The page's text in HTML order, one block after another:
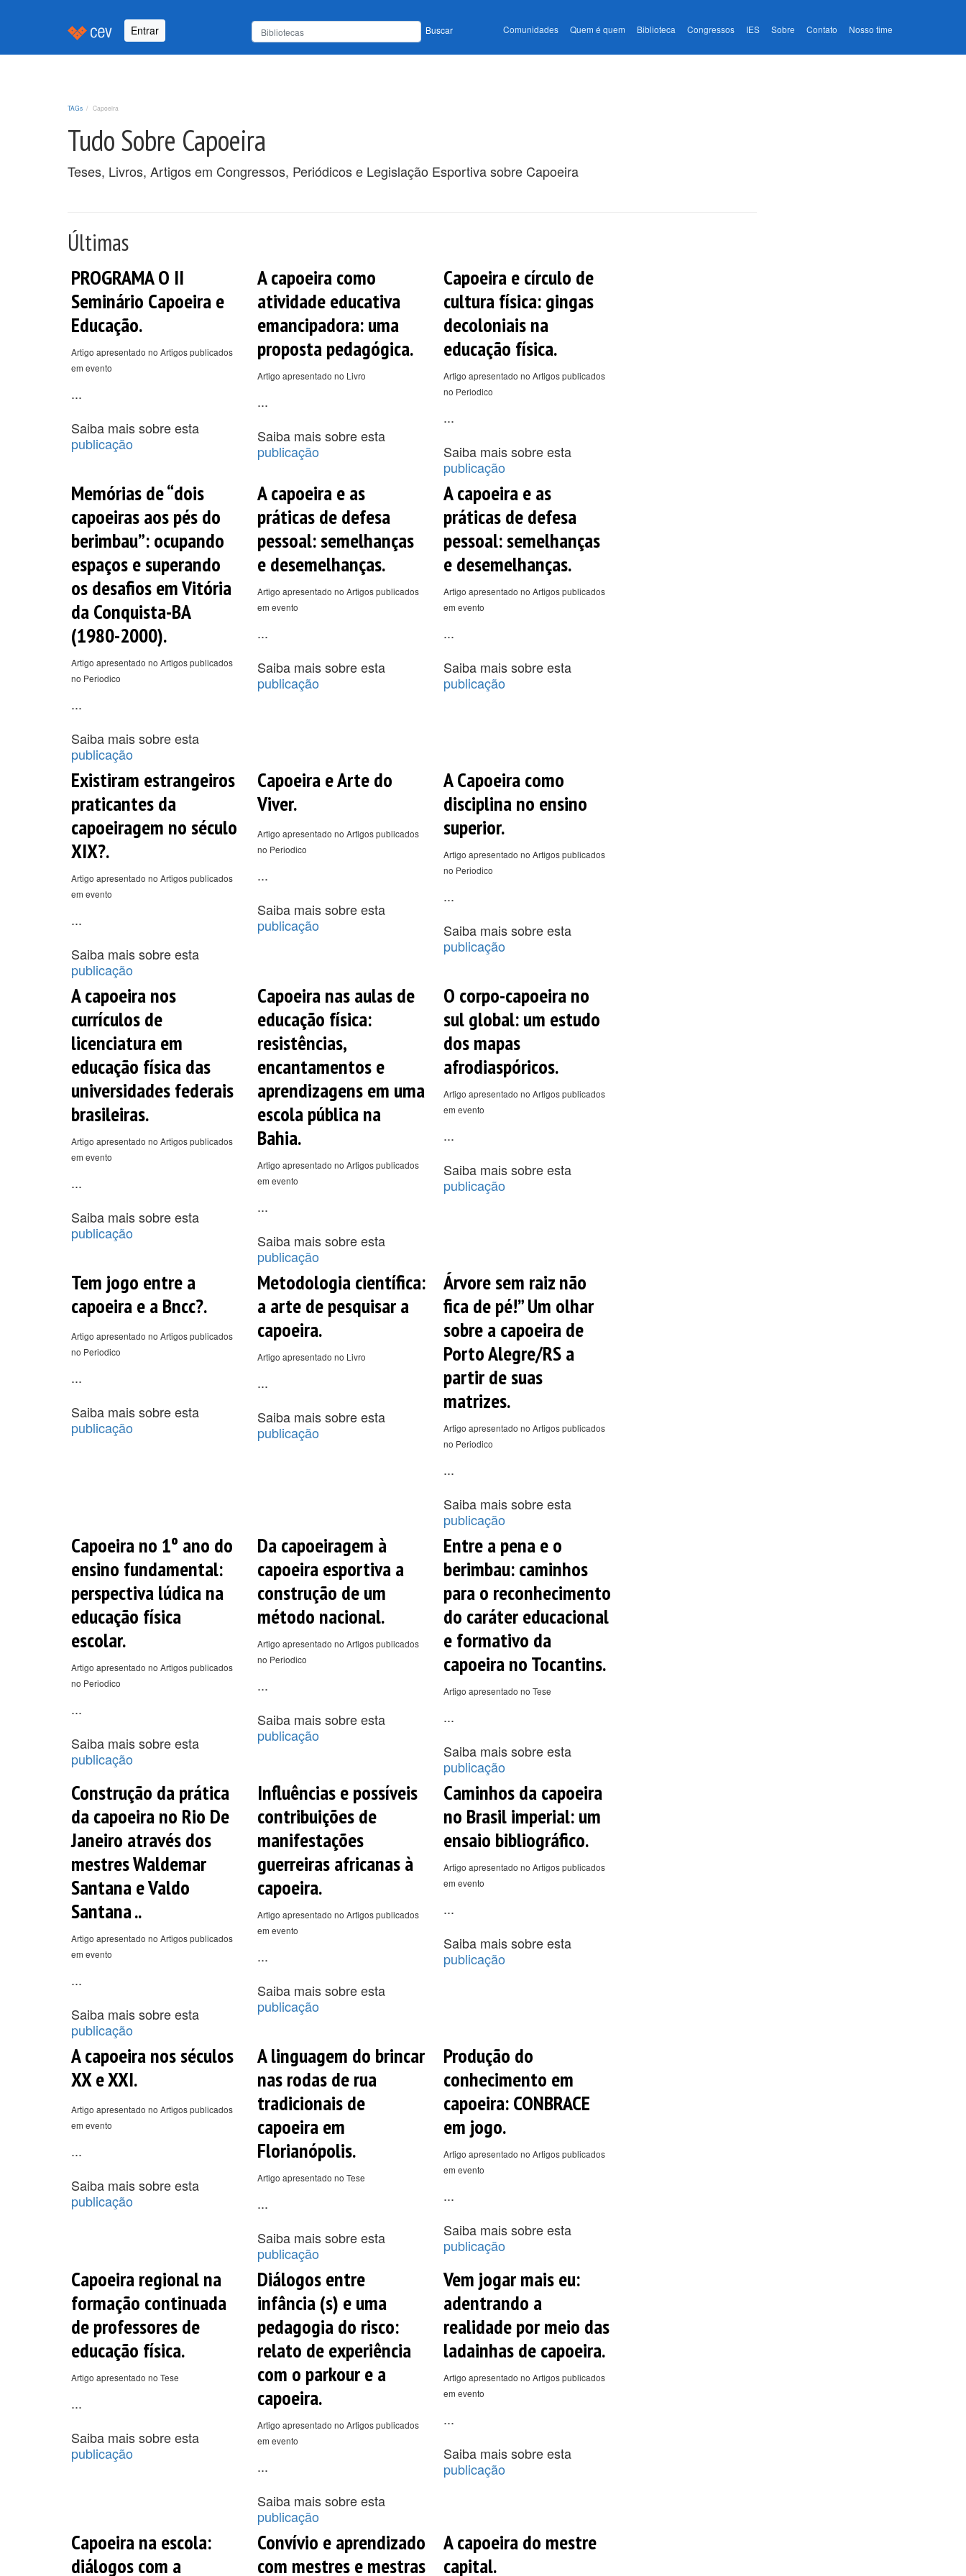
Entrar Buscar Comunidades Quem é quem Biblioteca Congressos IES Sobre Contato Nosso time
TAGs Capoeira
Tudo Sobre Capoeira
Teses, Livros, Artigos em Congressos, Periódicos e Legislação Esportiva sobre Capoeira
Últimas
PROGRAMA O II
Seminário Capoeira e
Educação.
Artigo apresentado no Artigos publicados
em evento
...
Saiba mais sobre esta
publicação
A capoeira como
atividade educativa
emancipadora: uma
proposta pedagógica.
Artigo apresentado no Livro
...
Saiba mais sobre esta
publicação
Capoeira e círculo de
cultura física: gingas
decoloniais na
educação física.
Artigo apresentado no Artigos publicados
no Periodico
...
Saiba mais sobre esta
publicação
Memórias de “dois
capoeiras aos pés do
berimbau”: ocupando
espaços e superando
os desafios em Vitória
da Conquista-BA
(1980-2000).
Artigo apresentado no Artigos publicados
no Periodico
...
Saiba mais sobre esta
publicação
A capoeira e as
práticas de defesa
pessoal: semelhanças
e desemelhanças.
Artigo apresentado no Artigos publicados
em evento
...
Saiba mais sobre esta
publicação
A capoeira e as
práticas de defesa
pessoal: semelhanças
e desemelhanças.
Artigo apresentado no Artigos publicados
em evento
...
Saiba mais sobre esta
publicação
Existiram estrangeiros
praticantes da
capoeiragem no século
XIX?.
Artigo apresentado no Artigos publicados
em evento
...
Saiba mais sobre esta
publicação
Capoeira e Arte do
Viver.
Artigo apresentado no Artigos publicados
no Periodico
...
Saiba mais sobre esta
publicação
A Capoeira como
disciplina no ensino
superior.
Artigo apresentado no Artigos publicados
no Periodico
...
Saiba mais sobre esta
publicação
A capoeira nos
currículos de
licenciatura em
educação física das
universidades federais
brasileiras.
Artigo apresentado no Artigos publicados
em evento
...
Saiba mais sobre esta
publicação
Capoeira nas aulas de
educação física:
resistências,
encantamentos e
aprendizagens em uma
escola pública na
Bahia.
Artigo apresentado no Artigos publicados
em evento
...
Saiba mais sobre esta
publicação
O corpo-capoeira no
sul global: um estudo
dos mapas
afrodiaspóricos.
Artigo apresentado no Artigos publicados
em evento
...
Saiba mais sobre esta
publicação
Tem jogo entre a
capoeira e a Bncc?.
Artigo apresentado no Artigos publicados
no Periodico
...
Saiba mais sobre esta
publicação
Metodologia científica:
a arte de pesquisar a
capoeira.
Artigo apresentado no Livro
...
Saiba mais sobre esta
publicação
Árvore sem raiz não
fica de pé!” Um olhar
sobre a capoeira de
Porto Alegre/RS a
partir de suas
matrizes.
Artigo apresentado no Artigos publicados
no Periodico
...
Saiba mais sobre esta
publicação
Capoeira no 1º ano do
ensino fundamental:
perspectiva lúdica na
educação física
escolar.
Artigo apresentado no Artigos publicados
no Periodico
...
Saiba mais sobre esta
publicação
Da capoeiragem à
capoeira esportiva a
construção de um
método nacional.
Artigo apresentado no Artigos publicados
no Periodico
...
Saiba mais sobre esta
publicação
Entre a pena e o
berimbau: caminhos
para o reconhecimento
do caráter educacional
e formativo da
capoeira no Tocantins.
Artigo apresentado no Tese
...
Saiba mais sobre esta
publicação
Construção da prática
da capoeira no Rio De
Janeiro através dos
mestres Waldemar
Santana e Valdo
Santana ..
Artigo apresentado no Artigos publicados
em evento
...
Saiba mais sobre esta
publicação
Influências e possíveis
contribuições de
manifestações
guerreiras africanas à
capoeira.
Artigo apresentado no Artigos publicados
em evento
...
Saiba mais sobre esta
publicação
Caminhos da capoeira
no Brasil imperial: um
ensaio bibliográfico.
Artigo apresentado no Artigos publicados
em evento
...
Saiba mais sobre esta
publicação
A capoeira nos séculos
XX e XXI.
Artigo apresentado no Artigos publicados
em evento
...
Saiba mais sobre esta
publicação
A linguagem do brincar
nas rodas de rua
tradicionais de
capoeira em
Florianópolis.
Artigo apresentado no Tese
...
Saiba mais sobre esta
publicação
Produção do
conhecimento em
capoeira: CONBRACE
em jogo.
Artigo apresentado no Artigos publicados
em evento
...
Saiba mais sobre esta
publicação
Capoeira regional na
formação continuada
de professores de
educação física.
Artigo apresentado no Tese
...
Saiba mais sobre esta
publicação
Diálogos entre
infância (s) e uma
pedagogia do risco:
relato de experiência
com o parkour e a
capoeira.
Artigo apresentado no Artigos publicados
em evento
...
Saiba mais sobre esta
publicação
Vem jogar mais eu:
adentrando a
realidade por meio das
ladainhas de capoeira.
Artigo apresentado no Artigos publicados
em evento
...
Saiba mais sobre esta
publicação
Capoeira na escola:
diálogos com a
Convívio e aprendizado
com mestres e mestras
A capoeira do mestre
capital.